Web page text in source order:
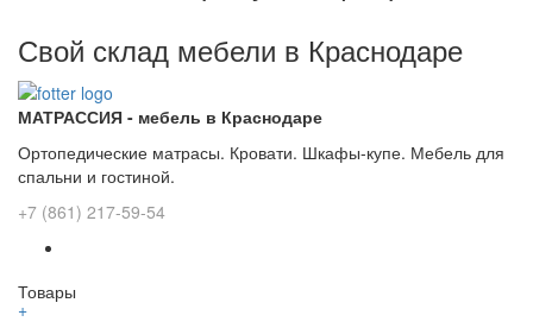
Свой склад мебели в Краснодаре
МАТРАССИЯ - мебель в Краснодаре
Ортопедические матрасы. Кровати. Шкафы-купе. Мебель для
спальни и гостиной.
+7 (861) 217-59-54
Товары
+